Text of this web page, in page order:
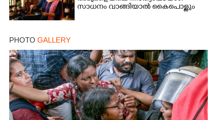
സാധനം വാങ്ങിയാൽ കൈപൊള്ളും
PHOTO GALLERY